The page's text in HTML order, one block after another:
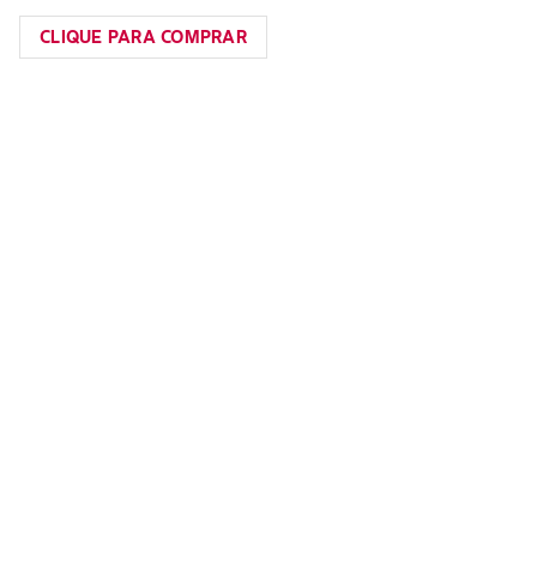
CLIQUE PARA COMPRAR